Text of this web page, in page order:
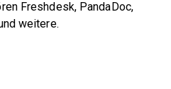
Freshdesk, PandaDoc,
weitere.